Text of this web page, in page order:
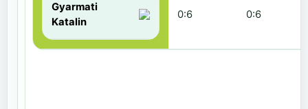
Gyarmati
Katalin
0:6 0:6